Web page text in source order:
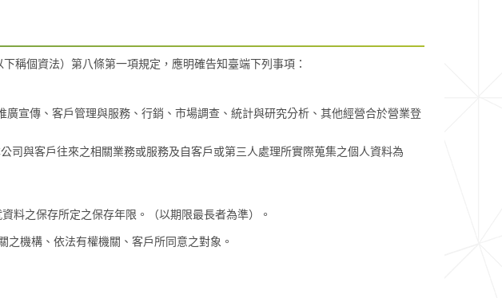
稱個資法）第八條第一項規定，應明確告知臺端下列事項：
宣傳、客戶管理與服務、行銷、市場調查、統計與研究分析、其他經營合於營業登
司與客戶往來之相關業務或服務及自客戶或第三人處理所實際蒐集之個人資料為
料之保存所定之保存年限。（以期限最長者為準）。
之機構、依法有權機關、客戶所同意之對象。